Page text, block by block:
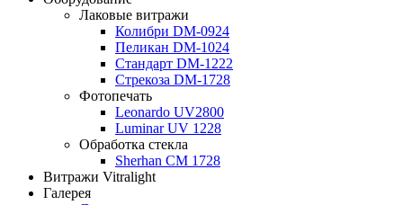
Лаковые витражи
Колибри DM-0924
Пеликан DM-1024
Стандарт DM-1222
Стрекоза DM-1728
Фотопечать
Leonardo UV2800
Luminar UV 1228
Обработка стекла
Sherhan CM 1728
Витражи Vitralight
Галерея